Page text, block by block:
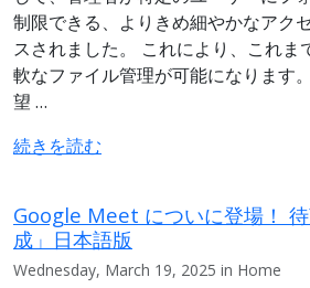
制限できる、よりきめ細やかなアク
スされました。 これにより、これま
軟なファイル管理が可能になります
望 …
続きを読む
Google Meet についに登場！
成」日本語版
Wednesday, March 19, 2025 in Home